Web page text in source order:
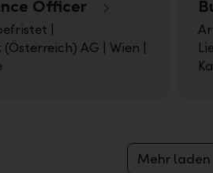
Officer
|
AG | Wien |
Mehr laden